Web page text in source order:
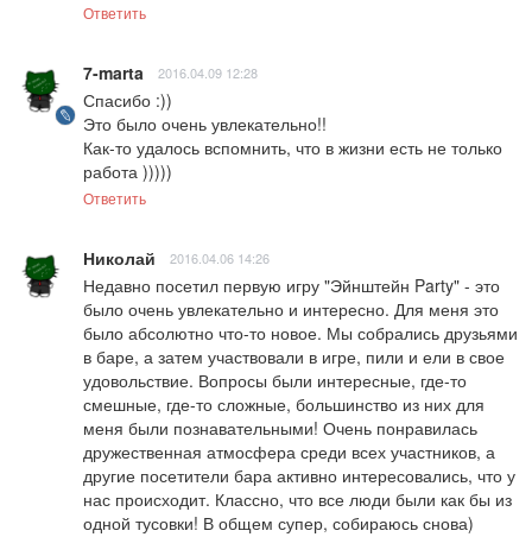
Ответить
7-marta 2016.04.09 12:28
Спасибо :))
Это было очень увлекательно!!
Как-то удалось вспомнить, что в жизни есть не только
работа )))))
Ответить
Николай 2016.04.06 14:26
Недавно посетил первую игру "Эйнштейн Party" - это
было очень увлекательно и интересно. Для меня это
было абсолютно что-то новое. Мы собрались друзьями
в баре, а затем участвовали в игре, пили и ели в свое
удовольствие. Вопросы были интересные, где-то
смешные, где-то сложные, большинство из них для
меня были познавательными! Очень понравилась
дружественная атмосфера среди всех участников, а
другие посетители бара активно интересовались, что у
нас происходит. Классно, что все люди были как бы из
одной тусовки! В общем супер, собираюсь снова)